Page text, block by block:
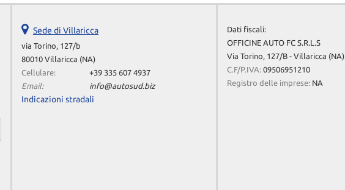
Sede di Villaricca
via Torino, 127/b
80010 Villaricca (NA)
Cellulare:
+39 335 607 4937
Email:
info@autosud.biz
Indicazioni stradali
Dati fiscali:
OFFICINE AUTO FC S.R.L.S
Via Torino, 127/B - Villaricca (NA)
C.F/P.IVA: 09506951210
Registro delle imprese: NA